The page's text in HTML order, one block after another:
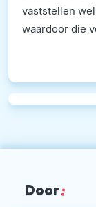
vaststellen
waardoor die
Door: